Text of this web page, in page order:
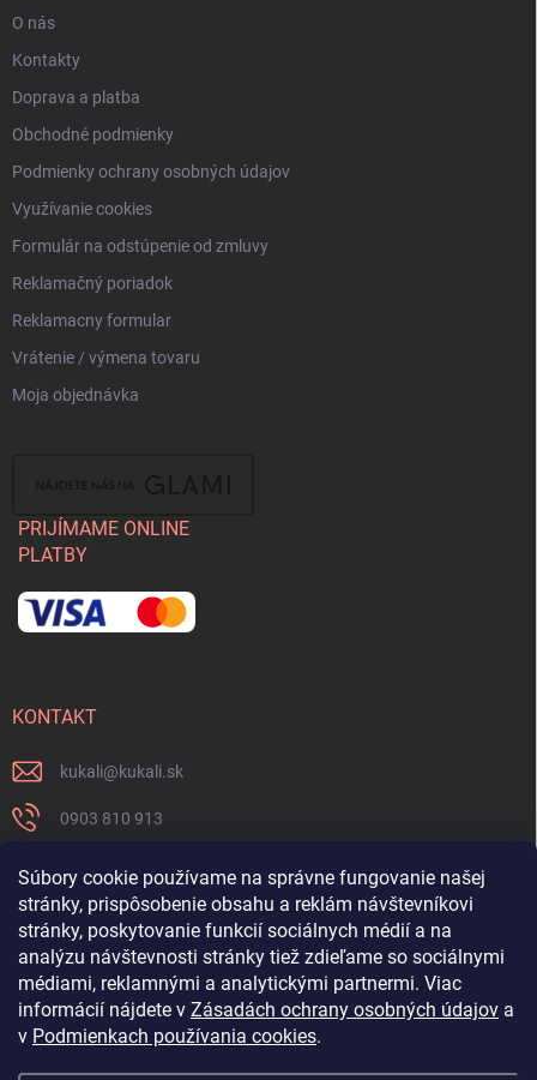
Súbory cookie používame na správne fungovanie našej
stránky, prispôsobenie obsahu a reklám návštevníkovi
stránky, poskytovanie funkcií sociálnych médií a na
analýzu návštevnosti stránky tiež zdieľame so sociálnymi
médiami, reklamnými a analytickými partnermi. Viac
informácií nájdete v Zásadách ochrany osobných údajov a
v Podmienkach používania cookies.
O nás
Kontakty
Doprava a platba
Obchodné podmienky
Podmienky ochrany osobných údajov
Využívanie cookies
Formulár na odstúpenie od zmluvy
Reklamačný poriadok
Reklamacny formular
Vrátenie / výmena tovaru
Moja objednávka
PRIJÍMAME ONLINE
PLATBY
KONTAKT
kukali@kukali.sk
0903 810 913
Nenechajte si ujsť novinky a sledujte nás na FB
kukalishop